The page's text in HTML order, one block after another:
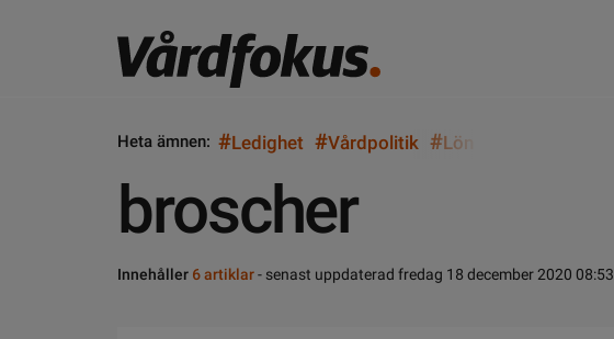
Heta ämnen: #Ledighet #Vårdpolitik #Lön
broscher
Innehåller 6 artiklar- senast uppdaterad fredag 18 december 2020 08:53